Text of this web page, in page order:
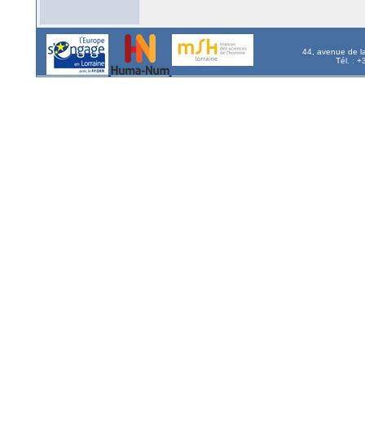
44, avenue de
Tél. :